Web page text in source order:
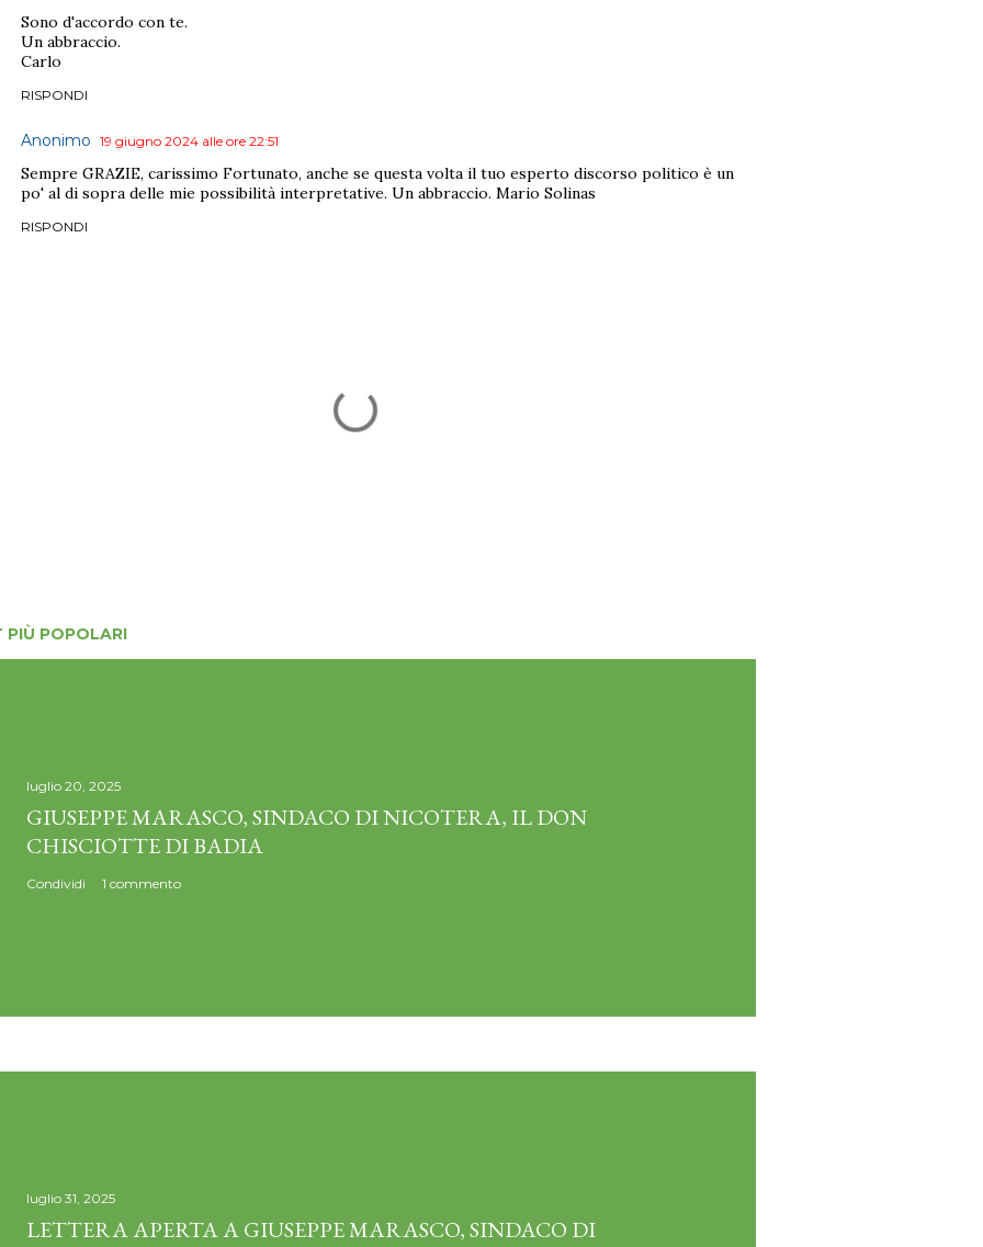
Sono d'accordo con te.
Un abbraccio.
Carlo
RISPONDI
Anonimo 19 giugno 2024 alle ore 22:51
Sempre GRAZIE, carissimo Fortunato, anche se questa volta il tuo esperto discorso politico è un
po' al di sopra delle mie possibilità interpretative. Un abbraccio. Mario Solinas
RISPONDI
PIÙ POPOLARI
luglio 20, 2025
GIUSEPPE MARASCO, SINDACO DI NICOTERA, IL DON
CHISCIOTTE DI BADIA
Condividi 1 commento
luglio 31, 2025
LETTERA APERTA A GIUSEPPE MARASCO, SINDACO DI